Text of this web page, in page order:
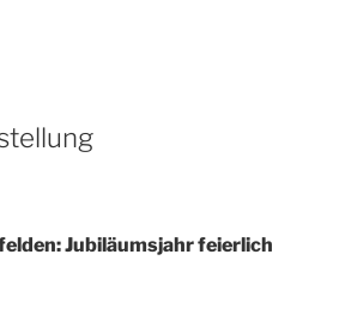
Jubiläumsjahr feierlich